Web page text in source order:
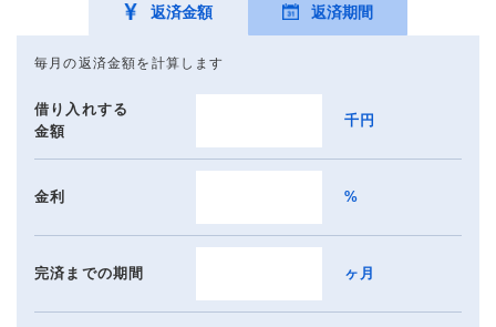
返済金額 返済期間
毎月の返済金額を計算します
借り入れする
金額
千円
金利 %
完済までの期間 ヶ月